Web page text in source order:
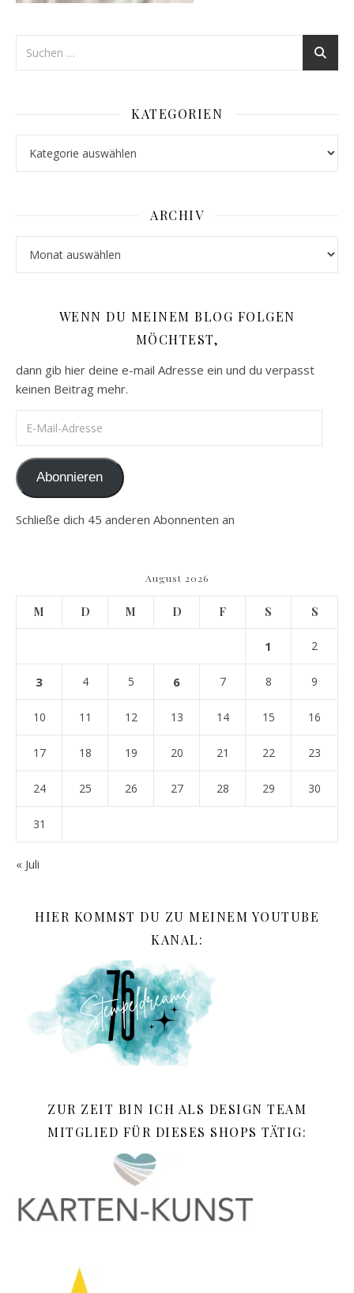
KATEGORIEN
ARCHIV
WENN DU MEINEM BLOG FOLGEN
MÖCHTEST,
dann gib hier deine e-mail Adresse ein und du verpasst
keinen Beitrag mehr.
Abonnieren
Schließe dich 45 anderen Abonnenten an
August 2026
M D M D F S S
1 2
3 4 5 6 7 8 9
10 11 12 13 14 15 16
17 18 19 20 21 22 23
24 25 26 27 28 29 30
31
« Juli
HIER KOMMST DU ZU MEINEM YOUTUBE
KANAL:
ZUR ZEIT BIN ICH ALS DESIGN TEAM
MITGLIED FÜR DIESES SHOPS TÄTIG: